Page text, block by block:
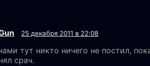
25 декабря 2011 в 22:08
тут никто ничего не постил,
срач.